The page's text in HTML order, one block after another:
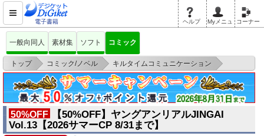
電子書籍 ヘルプ Myメニュ コーナー
一般向同人 素材集 ソフト コミック
トップ > コミック/ノベル > キルタイムコミュニケーション
>
【50%OFF】ヤングアンリアルJINGAI Vol.13【2026サマーCP
50%OFF
【50%OFF】ヤングアンリアルJINGAI
Vol.13【2026サマーCP 8/31まで】